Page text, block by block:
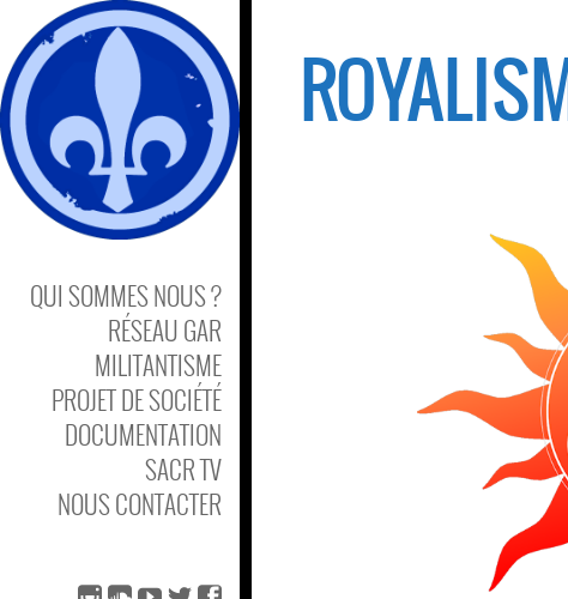
QUI SOMMES NOUS ?
RÉSEAU GAR
MILITANTISME
PROJET DE SOCIÉTÉ
DOCUMENTATION
SACR TV
NOUS CONTACTER